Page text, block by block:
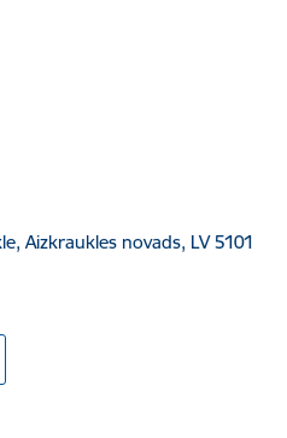
Aizkraukles novads, LV 5101